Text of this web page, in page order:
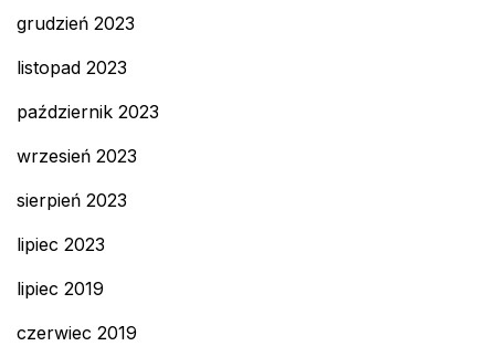
grudzień 2023
listopad 2023
październik 2023
wrzesień 2023
sierpień 2023
lipiec 2023
lipiec 2019
czerwiec 2019